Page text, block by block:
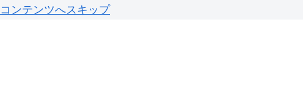
コンテンツへスキップ